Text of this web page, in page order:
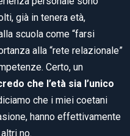
già in tenera età,
scuola come “farsi
alla “rete relazionale”
Certo, un
che l’età sia l’unico
che i miei coetani
hanno effettivamente
no.